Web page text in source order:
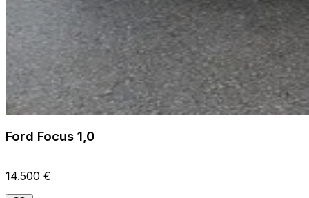
Ford Focus 1,0
14.500 €